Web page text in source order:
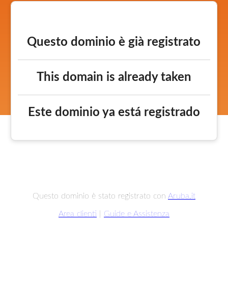
Questo dominio è già registrato
This domain is already taken
Este dominio ya está registrado
Questo dominio è stato registrato con Aruba.it
Area clienti Guide e Assistenza